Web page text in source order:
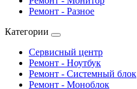
Ремонт - Разное
Категории
Сервисный центр
Ремонт - Ноутбук
Ремонт - Системный блок
Ремонт - Моноблок